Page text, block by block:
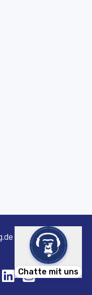
Chatte mit uns
| Motorola